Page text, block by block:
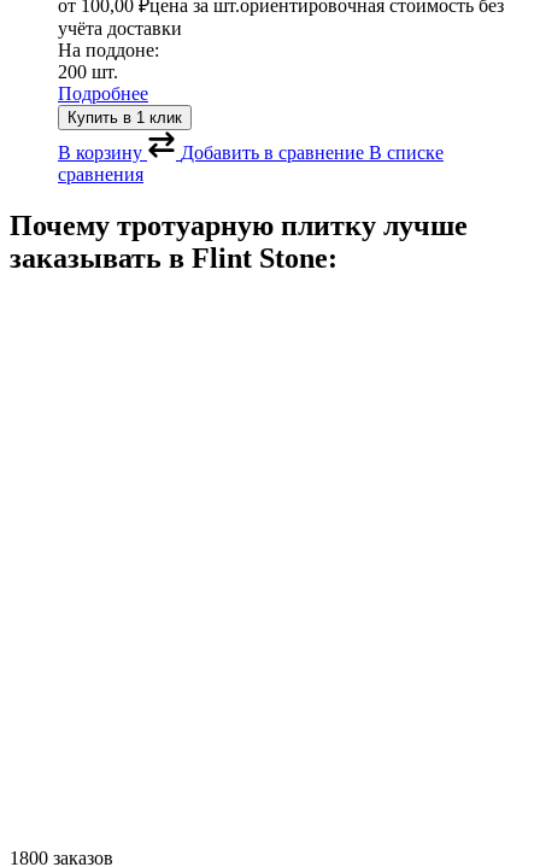
от 100,00 ₽цена за шт.ориентировочная стоимость без
учёта доставки
На поддоне:
200 шт.
Подробнее
Купить в 1 клик
В корзину Добавить в сравнение В списке
сравнения
Почему тротуарную плитку лучше
заказывать в Flint Stone:
1800 заказов